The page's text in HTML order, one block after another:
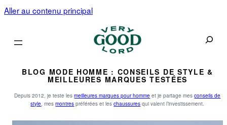
Aller au contenu principal
BLOG MODE HOMME : CONSEILS DE STYLE &
MEILLEURES MARQUES TESTÉES
Depuis 2012, je teste lesmeilleures marques pour homme et je partage mesconseils de
style, mesmontres préférées et leschaussures qui valent l’investissement.